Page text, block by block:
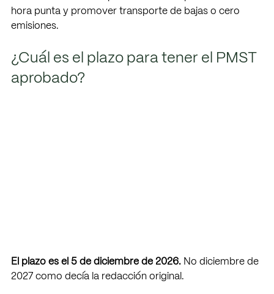
hora punta y promover transporte de bajas o cero
emisiones.
¿Cuál es el plazo para tener el PMST
aprobado?
El plazo es el 5 de diciembre de 2026. No diciembre de
2027 como decía la redacción original.